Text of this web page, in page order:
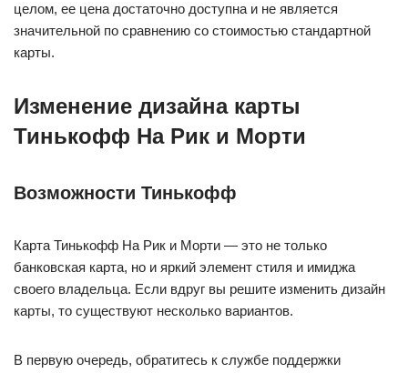
целом, ее цена достаточно доступна и не является
значительной по сравнению со стоимостью стандартной
карты.
Изменение дизайна карты
Тинькофф На Рик и Морти
Возможности Тинькофф
Карта Тинькофф На Рик и Морти — это не только
банковская карта, но и яркий элемент стиля и имиджа
своего владельца. Если вдруг вы решите изменить дизайн
карты, то существуют несколько вариантов.
В первую очередь, обратитесь к службе поддержки